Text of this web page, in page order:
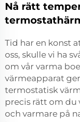
Nå rätt
Tid har en konst
oss, skulle vi ha
om vår varma
värmeapparat
termostatisk
precis rätt om du
och varmare på